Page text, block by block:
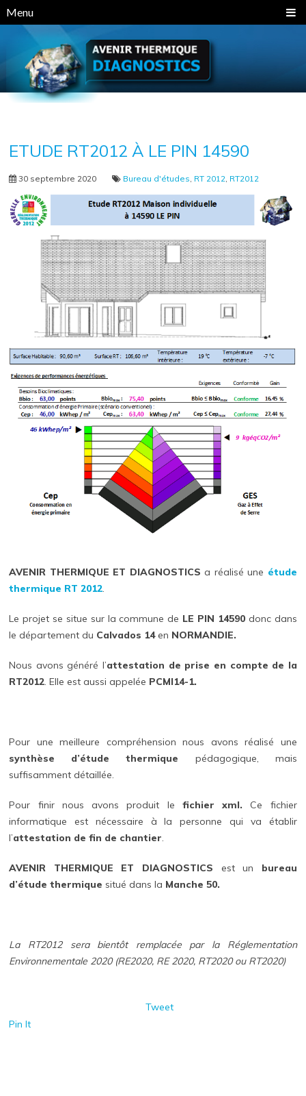
Menu
ETUDE RT2012 À LE PIN 14590
30 septembre 2020 Bureau d'études RT 2012 RT2012
AVENIR THERMIQUE ET DIAGNOSTICS a réalisé une étude
thermique RT 2012.
Le projet se situe sur la commune de LE PIN 14590 donc dans
le département du Calvados 14en NORMANDIE.
Nous avons généré l’attestation de prise en compte de la
RT2012. Elle est aussi appelée PCMI14-1.
Pour une meilleure compréhension nous avons réalisé une
synthèse d’étude thermique pédagogique, mais
suffisamment détaillée.
Pour finir nous avons produit le fichier xml. Ce fichier
informatique est nécessaire à la personne qui va établir
l’attestation de fin de chantier.
AVENIR THERMIQUE ET DIAGNOSTICS est un bureau
d’étude thermique situé dans la Manche 50.
La RT2012 sera bientôt remplacée par la Réglementation
Environnementale 2020 (RE2020, RE 2020, RT2020 ou RT2020)
Tweet
Pin It
Panneau de gestion des cookies